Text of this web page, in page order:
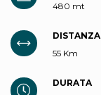
480 mt
DISTANZA
55 Km
DURATA